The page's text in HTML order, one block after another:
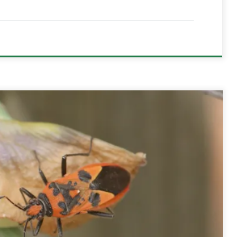
la confondre avec le gendarme ou
mais en regardant de plus près,
de l’identifier. Corizus hyoscyami
: Insecte Hémiptère Hétéroptère Famille
: Corizus = punaise et hyoscyami =
: Taille : de 9 à 12 mm […]